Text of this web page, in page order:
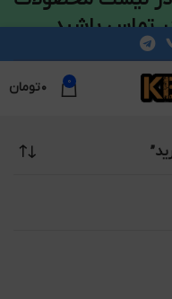
0 ۰تومان
تماس باشید